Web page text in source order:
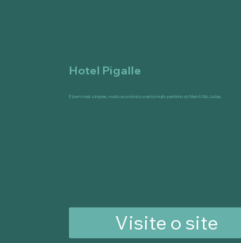
Hotel Pigalle
É bem mais simples, muito econômico e está muito pertinho do Metrô São Judas.
Visite o site